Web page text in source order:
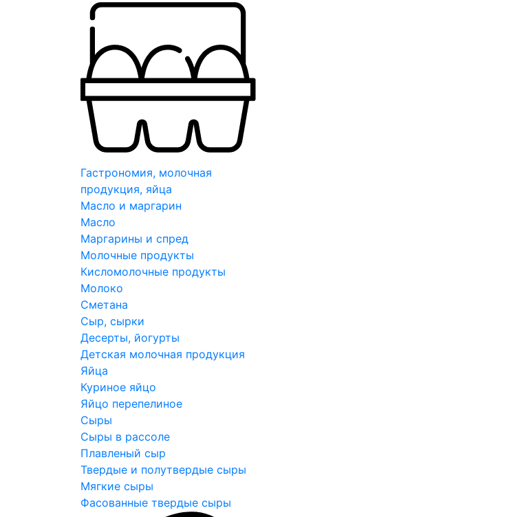
Гастрономия, молочная
продукция, яйца
Масло и маргарин
Масло
Маргарины и спред
Молочные продукты
Кисломолочные продукты
Молоко
Сметана
Сыр, сырки
Десерты, йогурты
Детская молочная продукция
Яйца
Куриное яйцо
Яйцо перепелиное
Сыры
Сыры в рассоле
Плавленый сыр
Твердые и полутвердые сыры
Мягкие сыры
Фасованные твердые сыры